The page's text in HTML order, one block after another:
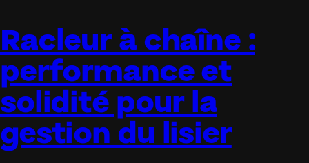
Racleur à chaîne :
performance et
solidité pour la
gestion du lisier